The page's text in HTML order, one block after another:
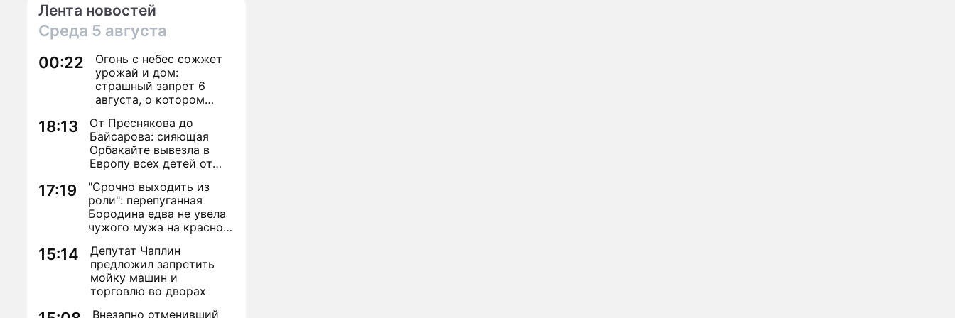
Лента новостей
Среда 5 августа
00:22
Огонь с небес сожжет
урожай и дом:
страшный запрет 6
августа, о котором
18:13
От Преснякова до
Байсарова: сияющая
Орбакайте вывезла в
Европу всех детей от
17:19
"Срочно выходить из
роли": перепуганная
Бородина едва не увела
чужого мужа на красной
15:14
Депутат Чаплин
предложил запретить
мойку машин и
торговлю во дворах
Внезапно отменивший